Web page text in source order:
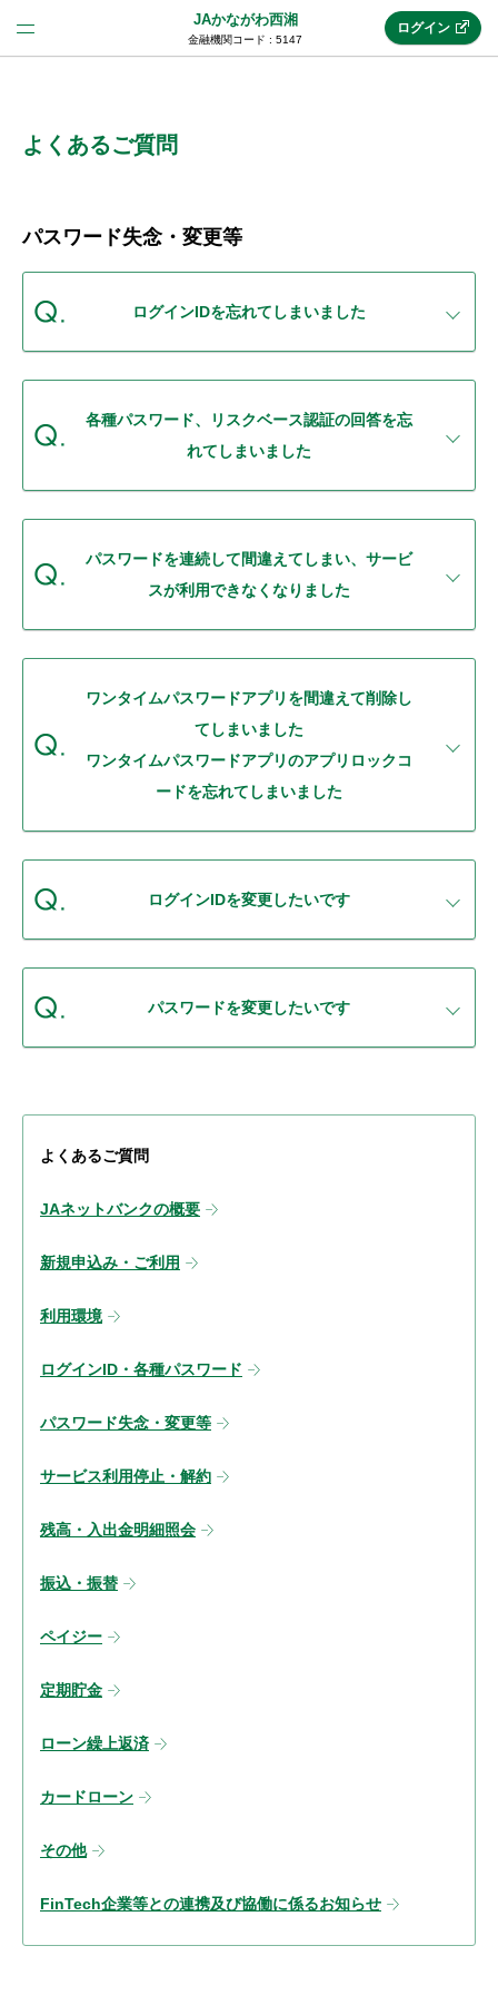
JAかながわ西湘
金融機関コード : 5147
(法人JAネットバンク)
JAネットバンクトップ
機能・サービス
セキュリティ
使い方
困った時は
ログイン
よくあるご質問
パスワード失念・変更等
ログインIDを忘れてしまいました
各種パスワード、リスクベース認証の回答を忘
れてしまいました
パスワードを連続して間違えてしまい、サービ
スが利用できなくなりました
ワンタイムパスワードアプリを間違えて削除し
てしまいました
ワンタイムパスワードアプリのアプリロックコ
ードを忘れてしまいました
ログインIDを変更したいです
パスワードを変更したいです
よくあるご質問
JAネットバンクの概要
新規申込み・ご利用
利用環境
ログインID・各種パスワード
パスワード失念・変更等
サービス利用停止・解約
残高・入出金明細照会
振込・振替
ペイジー
定期貯金
ローン繰上返済
カードローン
その他
FinTech企業等との連携及び協働に係るお知らせ